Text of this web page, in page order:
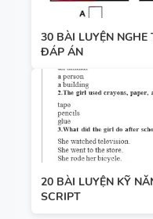
30 BÀI LUYỆN
ĐÁP ÁN
20 BÀI LUYỆN KỸ
SCRIPT